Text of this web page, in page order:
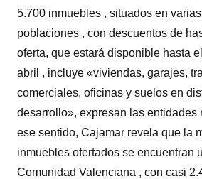
5.700 inmuebles , situados en
poblaciones , con descuentos de
oferta, que estará disponible hasta
abril , incluye «viviendas, garajes,
comerciales, oficinas y suelos en
desarrollo», expresan las entidades
ese sentido, Cajamar revela que la
inmuebles ofertados se encuentran
Comunidad Valenciana , con casi